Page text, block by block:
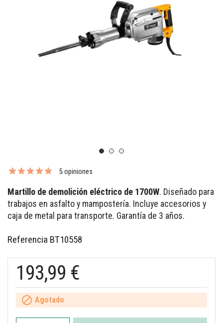
5 opiniones
Martillo de demolición eléctrico de 1700W. Diseñado para
trabajos en asfalto y mampostería. Incluye accesorios y
caja de metal para transporte. Garantía de 3 años.
Referencia BT10558
193,99 €
 Agotado